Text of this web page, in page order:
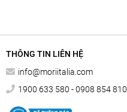
THÔNG TIN LIÊN HỆ
info@moriitalia.com
1900 633 580 - 0908 854 810